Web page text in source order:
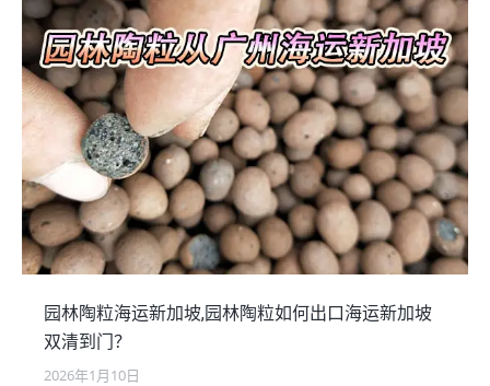
园林陶粒海运新加坡,园林陶粒如何出口海运新加坡
双清到门？
2026年1月10日